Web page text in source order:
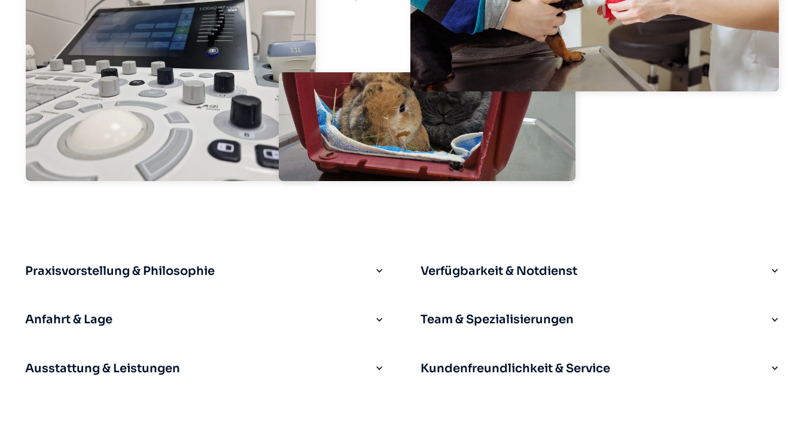
Praxisvorstellung & Philosophie Verfügbarkeit & Notdienst
Anfahrt & Lage Team & Spezialisierungen
Ausstattung & Leistungen Kundenfreundlichkeit & Service